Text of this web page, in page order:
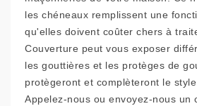
les chéneaux remplissent une
qu'elles doivent coûter chers à
Couverture peut vous exposer
les gouttières et les protèges de
protègeront et complèteront le
Appelez-nous ou envoyez-nous un